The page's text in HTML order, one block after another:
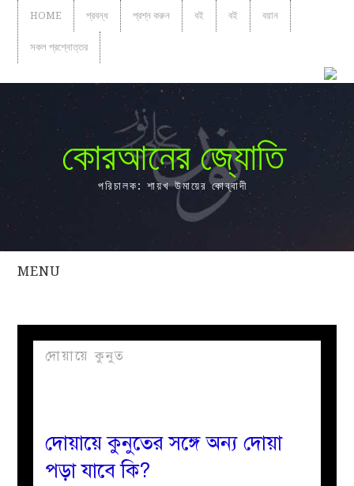
HOME প্রবন্ধ প্রশ্ন করুন বই বই বয়ান
সকল প্রশ্নোত্তর
কোরআনের জ্যোতি
পরিচালক: শায়খ উমায়ের কোব্বাদী
MENU
সকল
প্রবন্ধ
নারীদের
পাতা
দোয়ায়ে কুনুত
দোয়ায়ে কুনুতের সঙ্গে অন্য দোয়া
পড়া যাবে কি?